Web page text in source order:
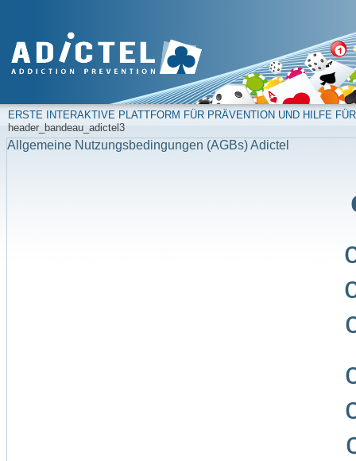
ERSTE INTERAKTIVE PLATTFORM FÜR PRÄVENTION UND HILFE
header_bandeau_adictel3
Allgemeine Nutzungsbedingungen (AGBs) Adictel